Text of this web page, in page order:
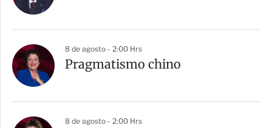
8 de agosto - 2:00 Hrs
Pragmatismo chino
8 de agosto - 2:00 Hrs